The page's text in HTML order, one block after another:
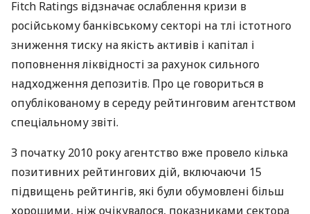
Fitch Ratings відзначає ослаблення кризи в
російському банківському секторі на тлі істотного
зниження тиску на якість активів і капітал і
поповнення ліквідності за рахунок сильного
надходження депозитів. Про це говориться в
опублікованому в середу рейтинговим агентством
спеціальному звіті.
З початку 2010 року агентство вже провело кілька
позитивних рейтингових дій, включаючи 15
підвищень рейтингів, які були обумовлені більш
хорошими, ніж очікувалося, показниками сектора